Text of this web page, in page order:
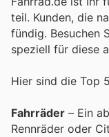
teil. Kunden, die
fündig. Besuchen
speziell für diese
Hier sind die Top
Fahrräder – Ein
Rennräder oder